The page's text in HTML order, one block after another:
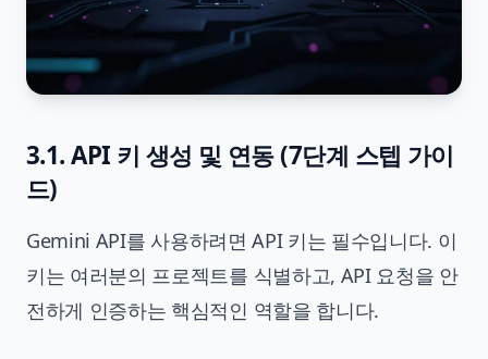
3.1. API 키 생성 및 연동 (7단계 스텝 가이
드)
Gemini API를 사용하려면 API 키는 필수입니다. 이
키는 여러분의 프로젝트를 식별하고, API 요청을 안
전하게 인증하는 핵심적인 역할을 합니다.